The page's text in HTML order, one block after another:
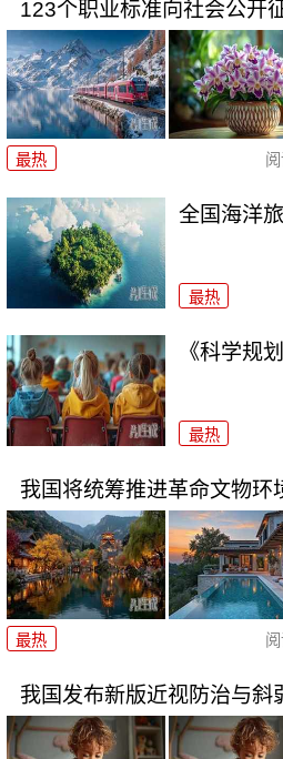
123个职业标准向社会公开
最热
全国海洋
最热
《科学规
最热
我国将统筹推进革命文物环
最热
我国发布新版近视防治与斜